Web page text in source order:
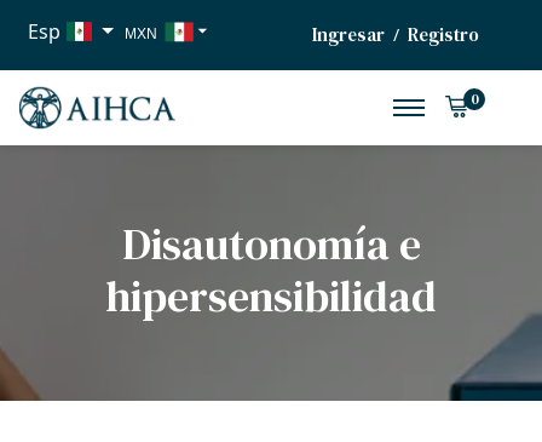
Esp MXN
EUR
Ingresar / Registro
0
Disautonomía e
hipersensibilidad